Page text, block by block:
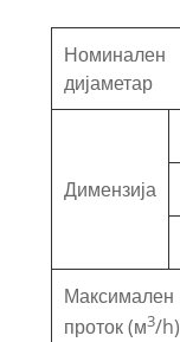
Номинален
дијаметар
Димензија
Максимален
проток (м3/h)